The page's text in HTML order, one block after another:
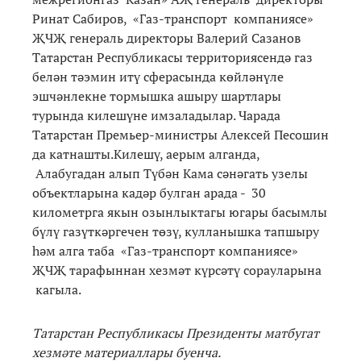
Ринат Сабиров, «Газ-транспорт компаниясе»
ҖЧҖ генераль директоры Валерий Сазанов
Татарстан Республикасы территориясендә газ
белән тәэмин итү сферасында көйләнүле
эшчәнлекне тормышка ашыру шартлары
турында килешүне имзаладылар. Чарада
Татарстан Премьер-министры Алексей Песошин
да катнашты.Килешү, аерым алганда,
Алабугадан алып Түбән Кама сәнәгать узелы
объектларына кадәр булган арада - 30
километрга якын озынлыктагы югары басымлы
бүлү газүткәргечен төзү, кулланышка тапшыру
һәм алга таба «Газ-транспорт компаниясе»
ҖЧҖ тарафыннан хезмәт күрсәтү сорауларына
кагыла.
Татарстан Республикасы Президенты матбугат
хезмәте материаллары буенча.